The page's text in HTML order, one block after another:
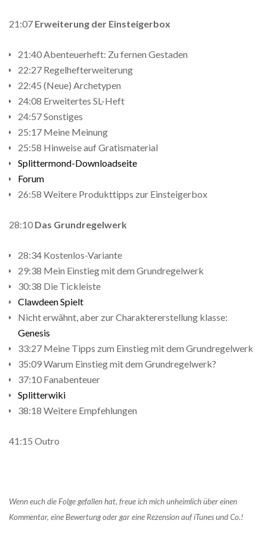
21:07 Erweiterung der Einsteigerbox
21:40 Abenteuerheft: Zu fernen Gestaden
22:27 Regelhefterweiterung
22:45 (Neue) Archetypen
24:08 Erweitertes SL-Heft
24:57 Sonstiges
25:17 Meine Meinung
25:58 Hinweise auf Gratismaterial
Splittermond-Downloadseite
Forum
26:58 Weitere Produkttipps zur Einsteigerbox
28:10 Das Grundregelwerk
28:34 Kostenlos-Variante
29:38 Mein Einstieg mit dem Grundregelwerk
30:38 Die Tickleiste
Clawdeen Spielt
Nicht erwähnt, aber zur Charaktererstellung klasse:
Genesis
33:27 Meine Tipps zum Einstieg mit dem Grundregelwerk
35:09 Warum Einstieg mit dem Grundregelwerk?
37:10 Fanabenteuer
Splitterwiki
38:18 Weitere Empfehlungen
41:15 Outro
Wenn euch die Folge gefallen hat, freue ich mich unheimlich über einen
Kommentar, eine Bewertung oder gar eine Rezension auf iTunes und Co.!